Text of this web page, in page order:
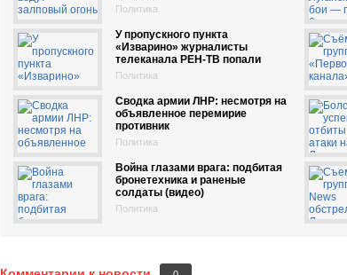
Политика
У пропускного пункта
«Изварино» журналисты
телеканала РЕН-ТВ попали
Политика
Сводка армии ЛНР: несмотря на
объявленное перемирие
противник
Политика
Война глазами врага: подбитая
бронетехника и раненые
солдаты (видео)
Политика